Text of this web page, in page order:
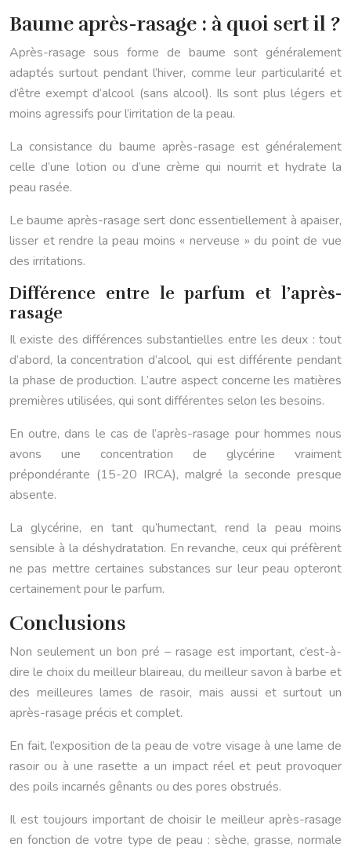
Baume après-rasage : à quoi sert il ?
Après-rasage sous forme de baume sont généralement
adaptés surtout pendant l’hiver, comme leur particularité et
d’être exempt d’alcool (sans alcool). Ils sont plus légers et
moins agressifs pour l’irritation de la peau.
La consistance du baume après-rasage est généralement
celle d’une lotion ou d’une crème qui nourrit et hydrate la
peau rasée.
Le baume après-rasage sert donc essentiellement à apaiser,
lisser et rendre la peau moins « nerveuse » du point de vue
des irritations.
Différence entre le parfum et l’après-
rasage
Il existe des différences substantielles entre les deux : tout
d’abord, la concentration d’alcool, qui est différente pendant
la phase de production. L’autre aspect concerne les matières
premières utilisées, qui sont différentes selon les besoins.
En outre, dans le cas de l’après-rasage pour hommes nous
avons une concentration de glycérine vraiment
prépondérante (15-20 IRCA), malgré la seconde presque
absente.
La glycérine, en tant qu’humectant, rend la peau moins
sensible à la déshydratation. En revanche, ceux qui préfèrent
ne pas mettre certaines substances sur leur peau opteront
certainement pour le parfum.
Conclusions
Non seulement un bon pré – rasage est important, c’est-à-
dire le choix du meilleur blaireau, du meilleur savon à barbe et
des meilleures lames de rasoir, mais aussi et surtout un
après-rasage précis et complet.
En fait, l’exposition de la peau de votre visage à une lame de
rasoir ou à une rasette a un impact réel et peut provoquer
des poils incarnés gênants ou des pores obstrués.
Il est toujours important de choisir le meilleur après-rasage
en fonction de votre type de peau : sèche, grasse, normale